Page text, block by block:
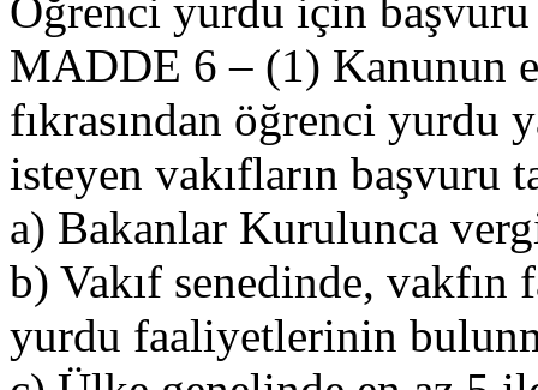
Öğrenci yurdu için başvuru
MADDE 6 – (1) Kanunun
fıkrasından öğrenci yurdu
isteyen vakıfların başvuru
a) Bakanlar Kurulunca
b) Vakıf senedinde, vakfın
yurdu faaliyetlerinin